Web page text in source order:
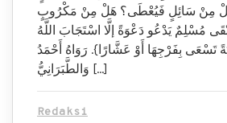
مِنْ سَائِلٍ فَيُعْطَى؟ هَلْ مِنْ مَكْرُوبٍ
مُسْلِمٌ يَدْعُو دَعْوَةً إلَّا اسْتَجَابَ اللَّهُ
تَسْعَى بِفَرْجِهَا أَوْ عَشَّارًا}. رَوَاهُ أَحْمَدُ
وَالطَّبَرَانِيُّ […]
Redaksi